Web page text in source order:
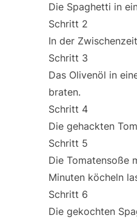
Die Spaghetti in
Schritt 2
In der
Schritt 3
Das Olivenöl in
braten.
Schritt 4
Die gehackten
Schritt 5
Die Tomatensoße
Minuten köcheln
Schritt 6
Die gekochten